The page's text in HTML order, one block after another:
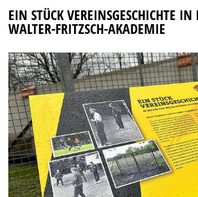
EIN STÜCK VEREINSGESCHICHTE IN
WALTER-FRITZSCH-AKADEMIE